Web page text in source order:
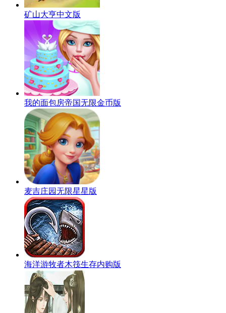
矿山大亨中文版
我的面包房帝国无限金币版
麦吉庄园无限星星版
海洋游牧者木筏生存内购版